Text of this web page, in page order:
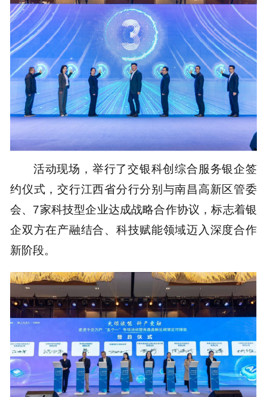
活动现场，举行了交银科创综合服务银企签
约仪式，交行江西省分行分别与南昌高新区管委
会、7家科技型企业达成战略合作协议，标志着银
企双方在产融结合、科技赋能领域迈入深度合作
新阶段。